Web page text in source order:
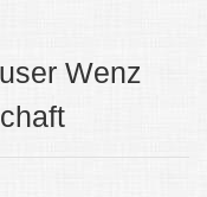
Wenz